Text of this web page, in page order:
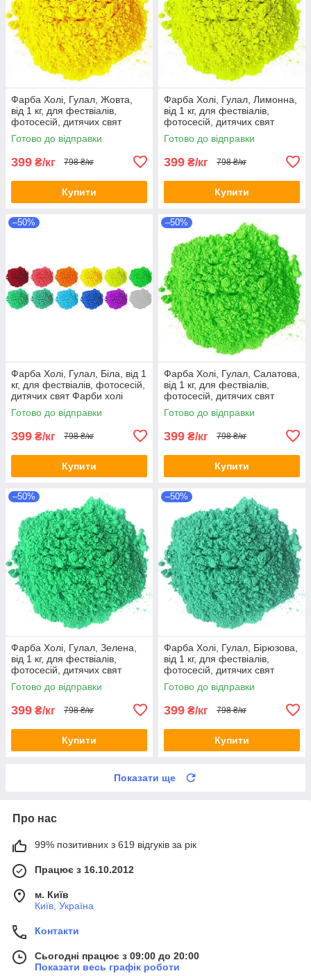
Фарба Холі, Гулал, Жовта,
від 1 кг, для фествіалів,
фотосесій, дитячих свят
Фарби холі
Готово до відправки
399 ₴/кг 798 ₴/кг
Купити
Фарба Холі, Гулал, Лимонна,
від 1 кг, для фествіалів,
фотосесій, дитячих свят
Краски холи
Готово до відправки
399 ₴/кг 798 ₴/кг
Купити
–50%
Фарба Холі, Гулал, Біла, від 1
кг, для фествіалів, фотосесій,
дитячих свят Фарби холі
Готово до відправки
399 ₴/кг 798 ₴/кг
Купити
–50%
Фарба Холі, Гулал, Салатова,
від 1 кг, для фествіалів,
фотосесій, дитячих свят
Фарби холі
Готово до відправки
399 ₴/кг 798 ₴/кг
Купити
–50%
Фарба Холі, Гулал, Зелена,
від 1 кг, для фествіалів,
фотосесій, дитячих свят
Фарби холі
Готово до відправки
399 ₴/кг 798 ₴/кг
Купити
–50%
Фарба Холі, Гулал, Бірюзова,
від 1 кг, для фествіалів,
фотосесій, дитячих свят
Фарби холі
Готово до відправки
399 ₴/кг 798 ₴/кг
Купити
Показати ще
Про нас
99% позитивних з 619 відгуків за рік
Працює з 16.10.2012
м. Київ
Київ, Україна
Контакти
Сьогодні працює з 09:00 до 20:00
Показати весь графік роботи